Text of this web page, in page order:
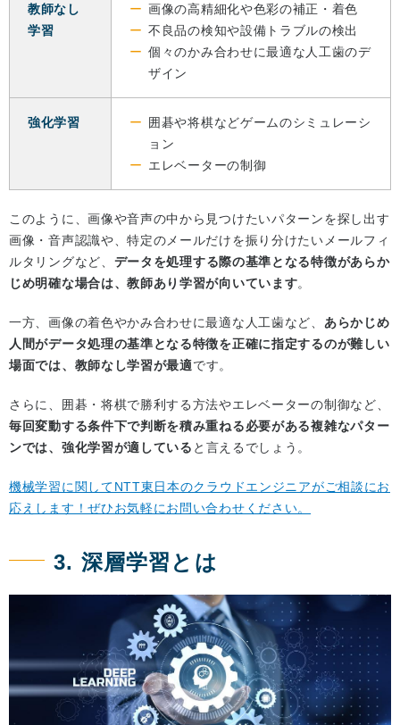
教師なし
学習
画像の高精細化や色彩の補正・着色
不良品の検知や設備トラブルの検出
個々のかみ合わせに最適な人工歯のデ
ザイン
強化学習
囲碁や将棋などゲームのシミュレーシ
ョン
エレベーターの制御
このように、画像や音声の中から見つけたいパターンを探し出す
画像・音声認識や、特定のメールだけを振り分けたいメールフィ
ルタリングなど、 データを処理する際の基準となる特徴があらか
じめ明確な場合は、教師あり学習が向いています。
一方、画像の着色やかみ合わせに最適な人工歯など、 あらかじめ
人間がデータ処理の基準となる特徴を正確に指定するのが難しい
場面では、教師なし学習が最適です。
さらに、囲碁・将棋で勝利する方法やエレベーターの制御など、
毎回変動する条件下で判断を積み重ねる必要がある複雑なパター
ンでは、強化学習が適している と言えるでしょう。
機械学習に関してNTT東日本のクラウドエンジニアがご相談にお
応えします！ぜひお気軽にお問い合わせください。
3. 深層学習とは